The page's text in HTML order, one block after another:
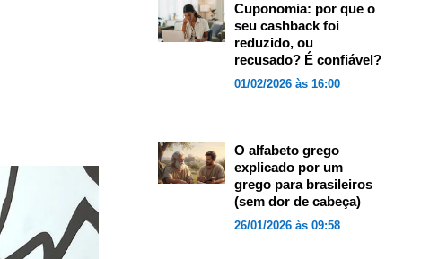
Cuponomia: por que o
seu cashback foi
reduzido, ou
recusado? É confiável?
01/02/2026 às 16:00
O alfabeto grego
explicado por um
grego para brasileiros
(sem dor de cabeça)
26/01/2026 às 09:58